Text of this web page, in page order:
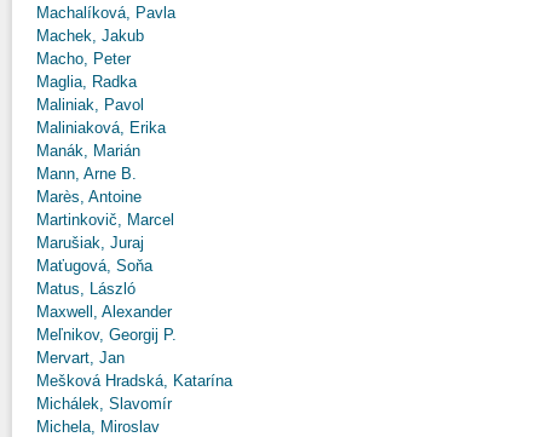
Machalíková, Pavla
Machek, Jakub
Macho, Peter
Maglia, Radka
Maliniak, Pavol
Maliniaková, Erika
Manák, Marián
Mann, Arne B.
Marès, Antoine
Martinkovič, Marcel
Marušiak, Juraj
Maťugová, Soňa
Matus, László
Maxwell, Alexander
Meľnikov, Georgij P.
Mervart, Jan
Mešková Hradská, Katarína
Michálek, Slavomír
Michela, Miroslav